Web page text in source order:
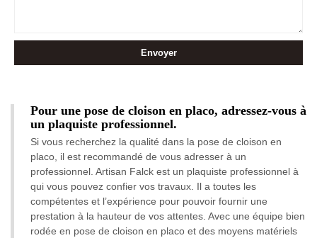
Pour une pose de cloison en placo, adressez-vous à
un plaquiste professionnel.
Si vous recherchez la qualité dans la pose de cloison en
placo, il est recommandé de vous adresser à un
professionnel. Artisan Falck est un plaquiste professionnel à
qui vous pouvez confier vos travaux. Il a toutes les
compétentes et l’expérience pour pouvoir fournir une
prestation à la hauteur de vos attentes. Avec une équipe bien
rodée en pose de cloison en placo et des moyens matériels